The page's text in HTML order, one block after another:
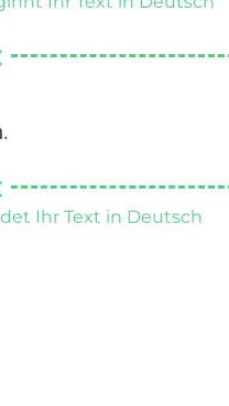
Ihr Text in Deutsch